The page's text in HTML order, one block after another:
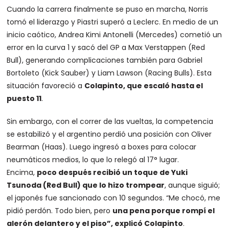
Cuando la carrera finalmente se puso en marcha, Norris
tomó el liderazgo y Piastri superó a Leclerc. En medio de un
inicio caótico, Andrea Kimi Antonelli (Mercedes) cometió un
error en la curva 1 y sacó del GP a Max Verstappen (Red
Bull), generando complicaciones también para Gabriel
Bortoleto (Kick Sauber) y Liam Lawson (Racing Bulls). Esta
situación favoreció a Colapinto, que escaló hasta el
puesto 11.
Sin embargo, con el correr de las vueltas, la competencia
se estabilizó y el argentino perdió una posición con Oliver
Bearman (Haas). Luego ingresó a boxes para colocar
neumáticos medios, lo que lo relegó al 17° lugar.
Encima, poco después recibió un toque de Yuki
Tsunoda (Red Bull) que lo hizo trompear, aunque siguió;
el japonés fue sancionado con 10 segundos. “Me chocó, me
pidió perdón. Todo bien, pero una pena porque rompí el
alerón delantero y el piso”, explicó Colapinto.